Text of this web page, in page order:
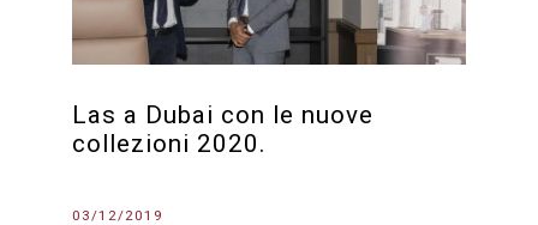
Las a Dubai con le nuove
collezioni 2020.
03/12/2019